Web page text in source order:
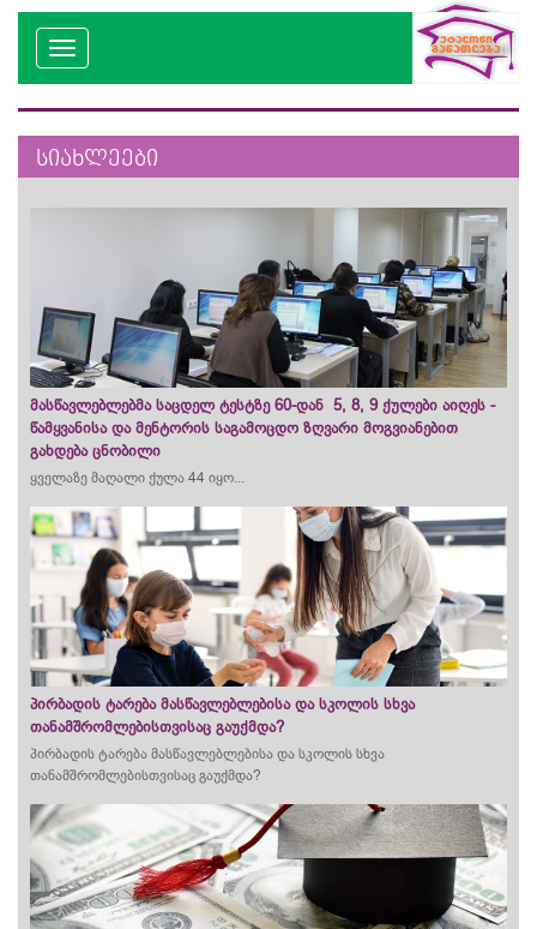
სიახლეები
მასწავლებლებმა საცდელ ტესტზე 60-დან 5, 8, 9 ქულები აიღეს -
წამყვანისა და მენტორის საგამოცდო ზღვარი მოგვიანებით
გახდება ცნობილი
ყველაზე მაღალი ქულა 44 იყო...
პირბადის ტარება მასწავლებლებისა და სკოლის სხვა
თანამშრომლებისთვისაც გაუქმდა?
პირბადის ტარება მასწავლებლებისა და სკოლის სხვა
თანამშრომლებისთვისაც გაუქმდა?